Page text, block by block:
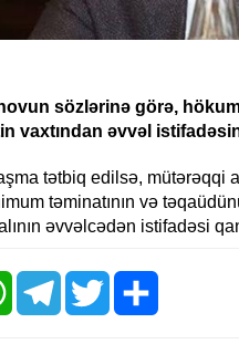
sözlərinə görə,
vaxtından əvvəl
tətbiq edilsə, mütərəqqi
təminatının və
əvvəlcədən istifadəsi
WhatsAppTelegramTwitter